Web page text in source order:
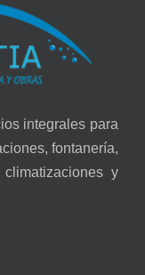
integrales para
fontanería,
y